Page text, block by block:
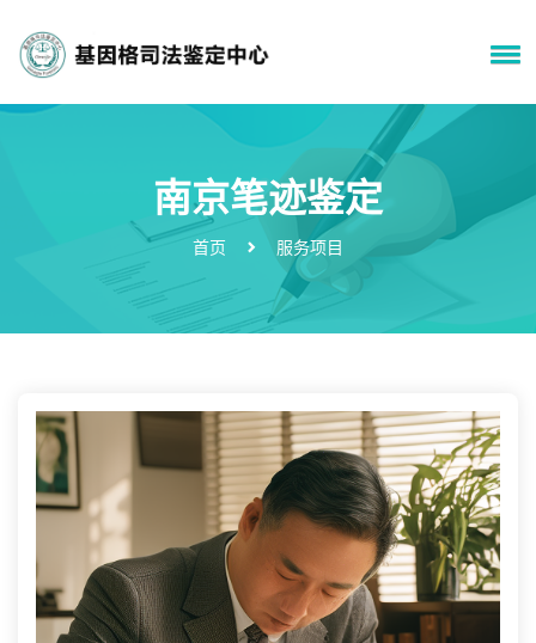
南京笔迹鉴定
首页 服务项目